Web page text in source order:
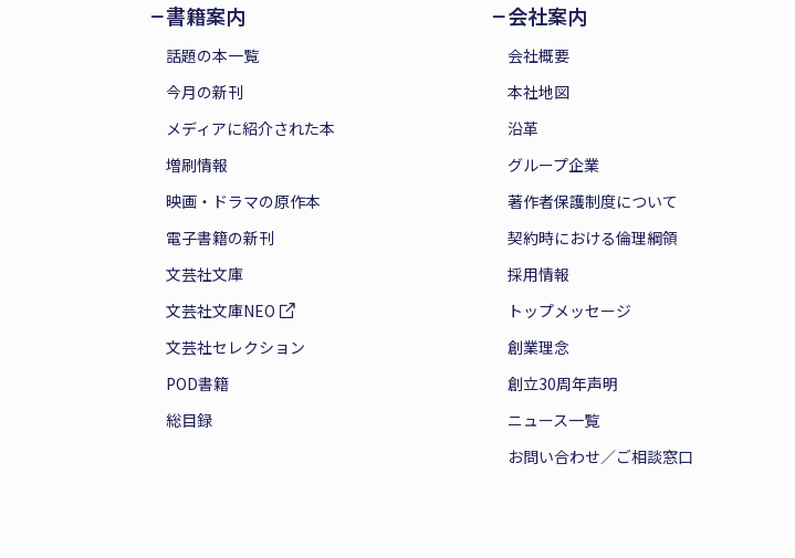
書籍案内
話題の本一覧
今月の新刊
メディアに紹介された本
増刷情報
映画・ドラマの原作本
電子書籍の新刊
文芸社文庫
文芸社文庫NEO
文芸社セレクション
POD書籍
総目録
会社案内
会社概要
本社地図
沿革
グループ企業
著作者保護制度について
契約時における倫理綱領
採用情報
トップメッセージ
創業理念
創立30周年声明
ニュース一覧
お問い合わせ／ご相談窓口